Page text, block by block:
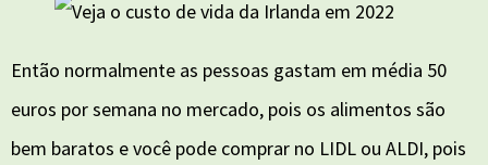
Então normalmente as pessoas gastam em média 50
euros por semana no mercado, pois os alimentos são
bem baratos e você pode comprar no LIDL ou ALDI, pois